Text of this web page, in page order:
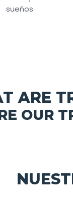
sueños
ARE
OUR